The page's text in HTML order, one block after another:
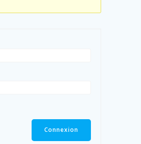
Connexion